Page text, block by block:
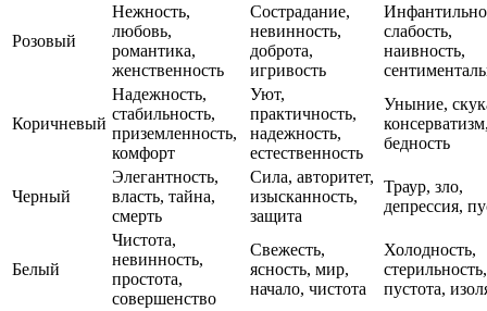
Розовый
Нежность,
любовь,
романтика,
женственность
Сострадание,
невинность,
доброта,
игривость
слабость,
наивность,
Коричневый
Надежность,
стабильность,
приземленность,
комфорт
Уют,
практичность,
надежность,
естественность
Уныние,
бедность
Черный
Элегантность,
власть, тайна,
смерть
Сила, авторитет,
изысканность,
защита
Траур, зло,
депрессия,
Белый
Чистота,
невинность,
простота,
совершенство
Свежесть,
ясность, мир,
начало, чистота
Холодность,
стерильность,
пустота,